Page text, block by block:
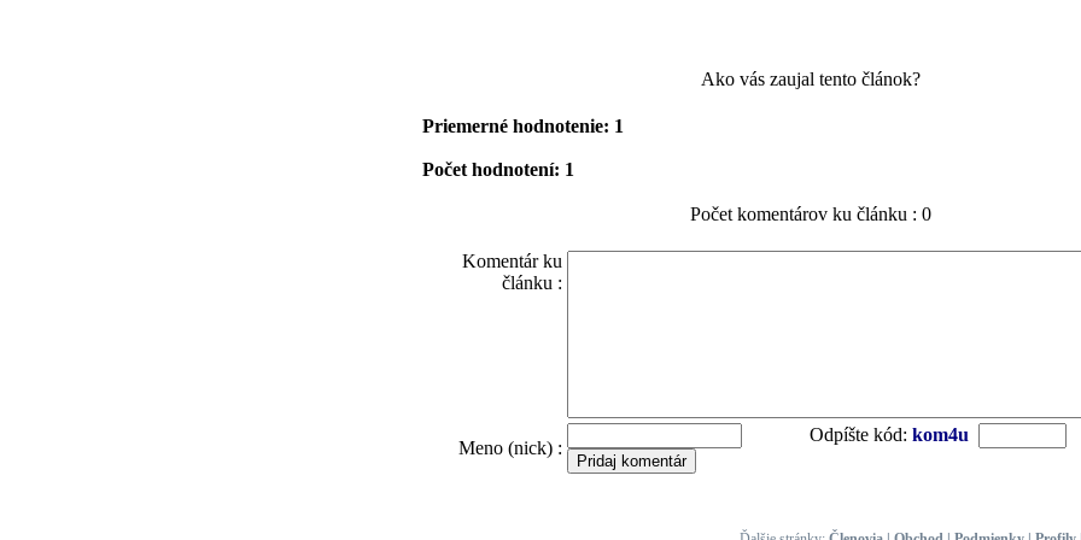
Ako vás zaujal tento článok?
Priemerné hodnotenie: 1
Počet hodnotení: 1
Počet komentárov ku článku : 0
Komentár ku
článku :
Meno (nick) :
Odpíšte kód: kom4u